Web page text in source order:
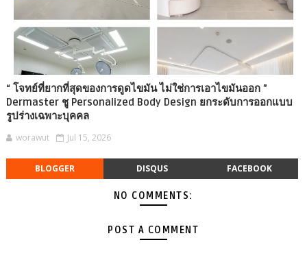
“ โจทย์ที่ยากที่สุดของการดูดไขมัน ไม่ใช่การเอาไขมันออก ”
Dermaster ชู Personalized Body Design ยกระดับการออกแบบ
รูปร่างเฉพาะบุคคล
worawut Jul 15, 2026
BLOGGER DISQUS FACEBOOK
NO COMMENTS:
POST A COMMENT